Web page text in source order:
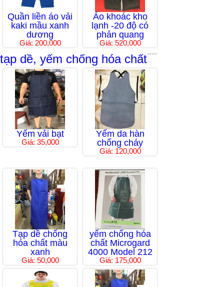
Quần liền áo vải
kaki mầu xanh
dương
Giá: 200,000
Áo khoác kho
lạnh -20 độ có
phản quang
Giá: 520,000
tạp dề, yếm chống hóa chất
Yếm vải bạt
Giá: 35,000
Yếm da hàn
chống cháy
Giá: 120,000
Tạp dề chống
hóa chất màu
xanh
Giá: 50,000
yếm chống hóa
chất Microgard
4000 Model 212
Giá: 175,000